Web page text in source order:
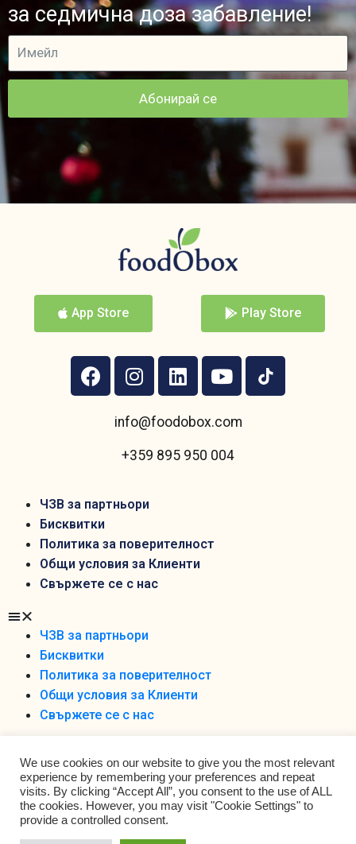
за седмична доза забавление!
Абонирай се
App Store Play Store
info@foodobox.com
+359 895 950 004
ЧЗВ за партньори
Бисквитки
Политика за поверителност
Общи условия за Клиенти
Свържете се с нас
ЧЗВ за партньори
Бисквитки
Политика за поверителност
Общи условия за Клиенти
Свържете се с нас
Foodobox 2021 Ltd ©
We use cookies on our website to give you the most relevant
experience by remembering your preferences and repeat
visits. By clicking “Accept All”, you consent to the use of ALL
the cookies. However, you may visit "Cookie Settings" to
provide a controlled consent.